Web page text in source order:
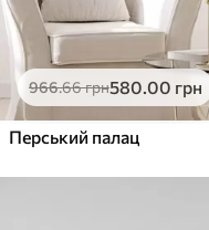
966.66грн580.00 грн
Перський палац